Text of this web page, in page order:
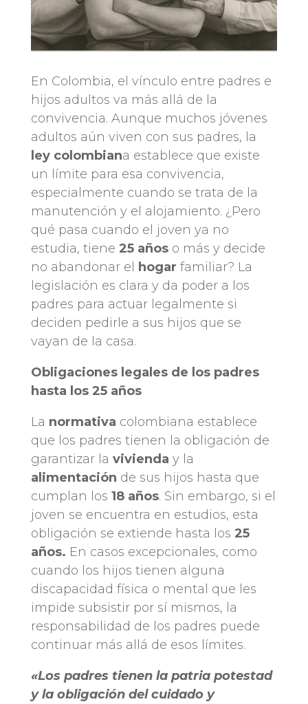
En Colombia, el vínculo entre padres e
hijos adultos va más allá de la
convivencia. Aunque muchos jóvenes
adultos aún viven con sus padres, la
ley colombiana establece que existe
un límite para esa convivencia,
especialmente cuando se trata de la
manutención y el alojamiento. ¿Pero
qué pasa cuando el joven ya no
estudia, tiene 25 añoso más y decide
no abandonar el
hogar familiar? La
legislación es clara y da poder a los
padres para actuar legalmente si
deciden pedirle a sus hijos que se
vayan de la casa.
Obligaciones legales de los padres
hasta los 25 años
La normativa colombiana establece
que los padres tienen la obligación de
garantizar la vivienda y la
alimentación de sus hijos hasta que
cumplan los 18 años. Sin embargo, si el
joven se encuentra en estudios, esta
obligación se extiende hasta los 25
años. En casos excepcionales, como
cuando los hijos tienen alguna
discapacidad física o mental que les
impide subsistir por sí mismos, la
responsabilidad de los padres puede
continuar más allá de esos límites.
«Los padres tienen la patria potestad
y la obligación del cuidado y